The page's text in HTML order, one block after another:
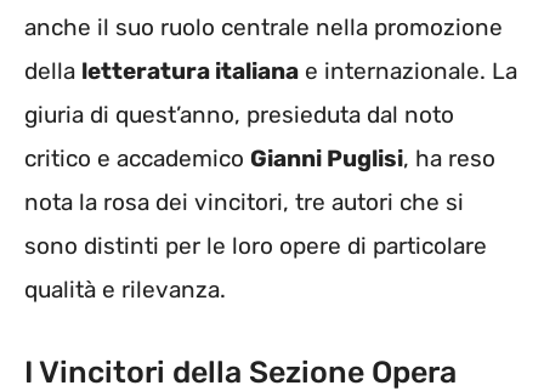
anche il suo ruolo centrale nella promozione
della letteratura italiana e internazionale. La
giuria di quest’anno, presieduta dal noto
critico e accademico Gianni Puglisi, ha reso
nota la rosa dei vincitori, tre autori che si
sono distinti per le loro opere di particolare
qualità e rilevanza.
I Vincitori della Sezione Opera